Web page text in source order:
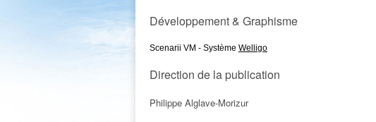
Développement & Graphisme
Scenarii VM - Système Welligo
Direction de la publication
Philippe Alglave-Morizur